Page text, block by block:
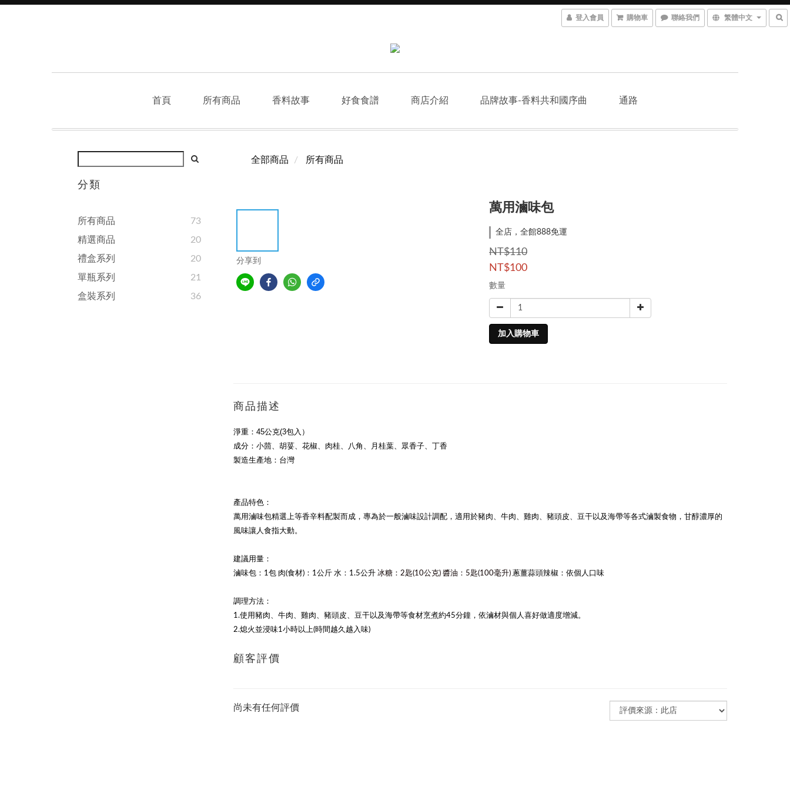
登入會員 購物車 聯絡我們 繁體中文
首頁 所有商品 香料故事 好食食譜 商店介紹 品牌故事-香料共和國序曲 通路
分類
所有商品
73
精選商品
20
禮盒系列
20
單瓶系列
21
盒裝系列
36
全部商品 所有商品
分享到
萬用滷味包
全店，全館888免運
NT$110
NT$100
數量
加入購物車
商品描述
淨重： 45公克(3包入）
成分： 小茴、胡荽、花椒、 肉桂、八角、月桂葉、眾香子、丁香
製造生產地： 台灣
產品特色：
萬用滷味包精選上等香辛料配製而成，專為於一般滷味設計調配，適用於豬肉、牛肉、雞肉、豬頭皮、豆干以及海帶等各式滷製食物，甘醇濃厚的
風味讓人食指大動。
建議用量：
滷味包：1包 肉(食材)：1公斤 水：1.5公升 冰糖：2匙(10公克) 醬油：5匙(100毫升) 蔥薑蒜頭辣椒：依個人口味
調理方法：
1.使用豬肉、牛肉、雞肉、豬頭皮、豆干以及海帶等食材烹煮約45分鐘，依滷材與個人喜好做適度增減。
2.熄火並浸味1小時以上(時間越久越入味)
顧客評價
尚未有任何評價